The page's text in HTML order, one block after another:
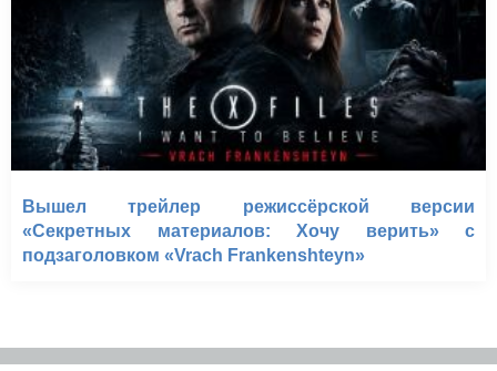
Вышел трейлер режиссёрской версии
«Секретных материалов: Хочу верить» с
подзаголовком «Vrach Frankenshteyn»